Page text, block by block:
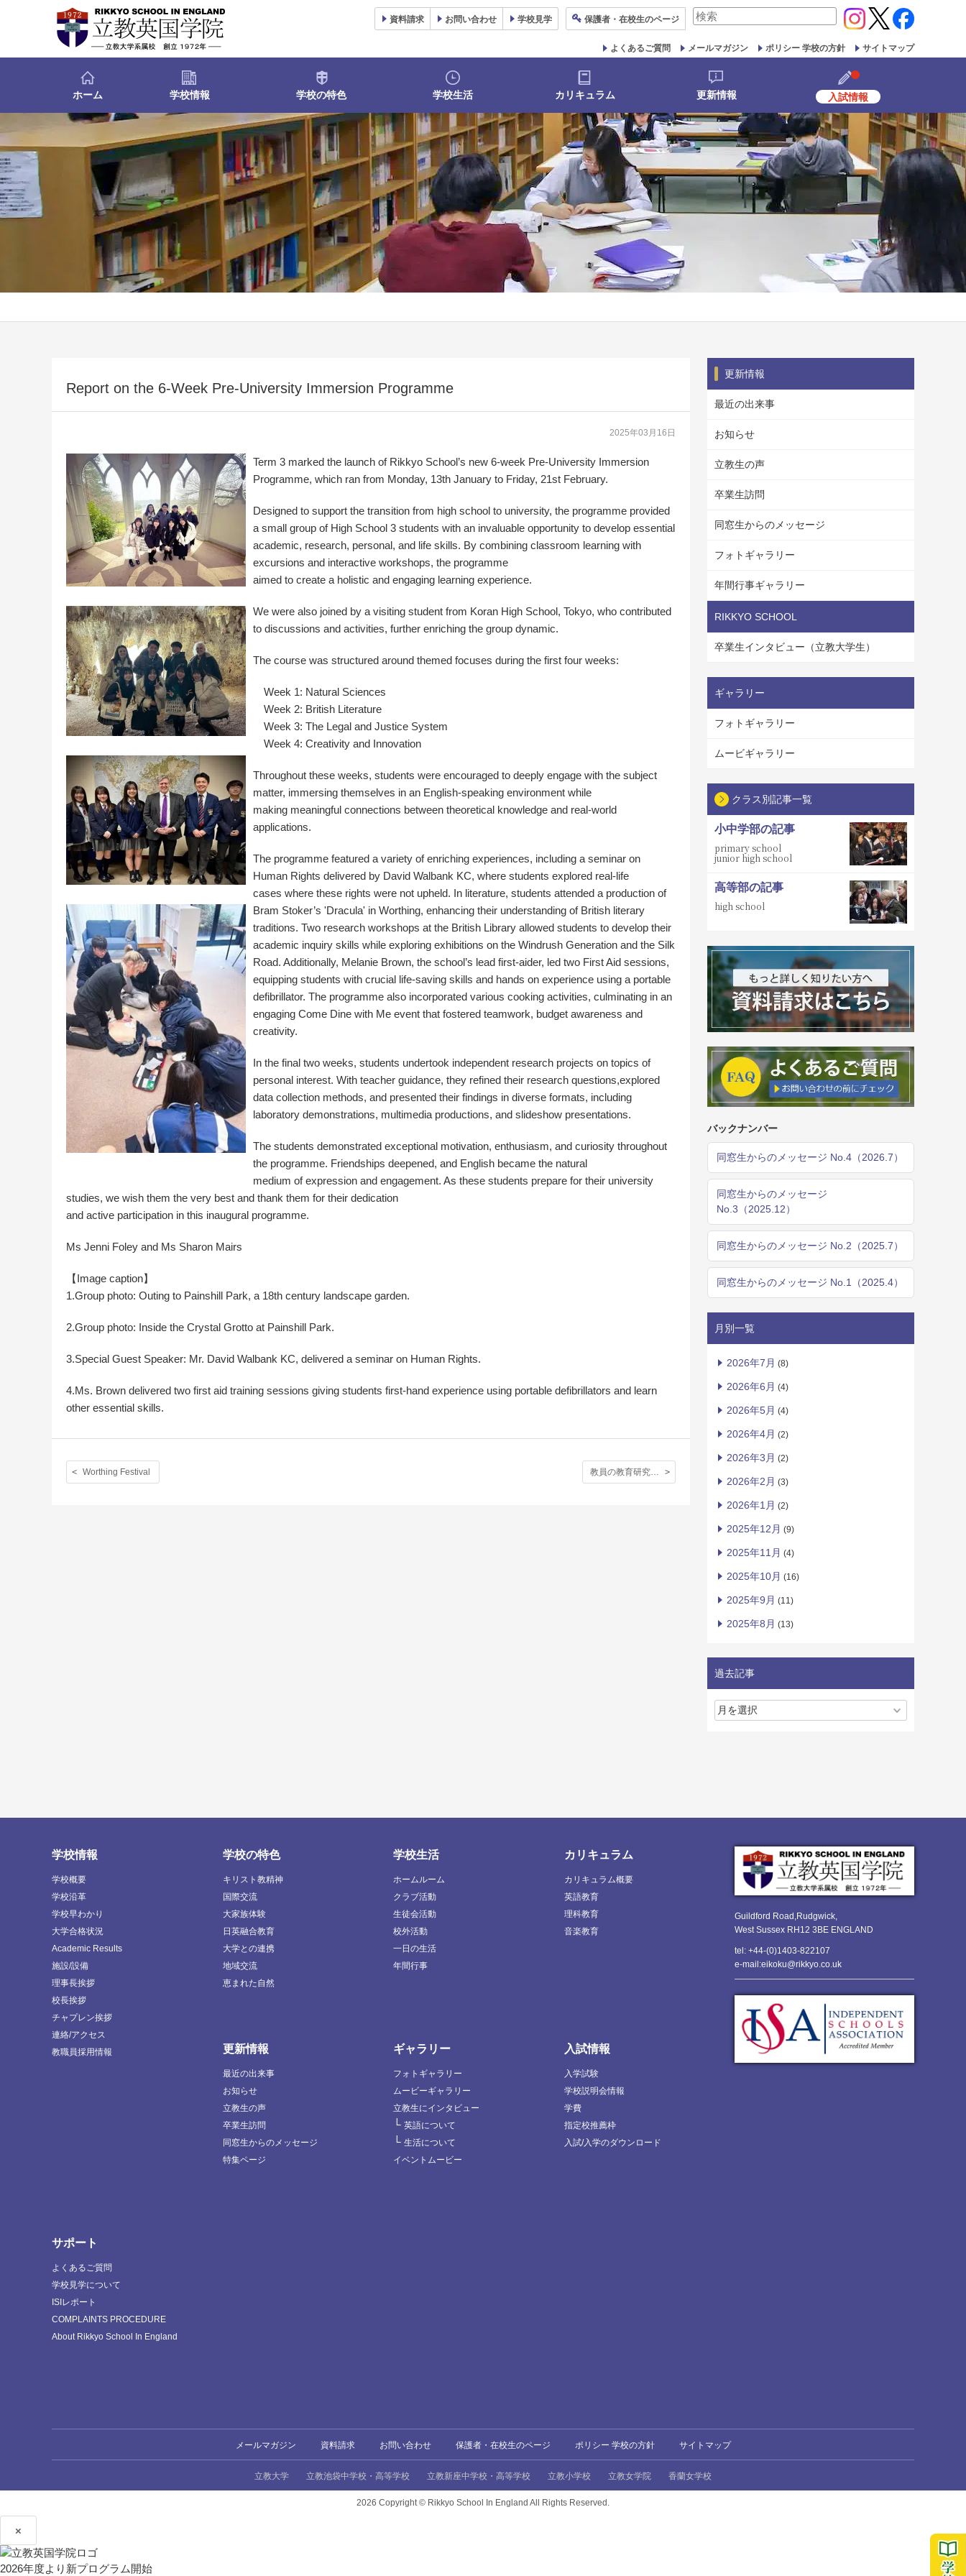
資料請求 お問い合わせ 学校見学 保護者 ・在校生のページ
検
対
象:
よくあるご質問 メールマガジン ポリシー 学校の方針 サイトマップ
ホーム 学校情報 学校の特色 学校生活 カリキュラム 更新情報 入試情報
Report on the 6-Week Pre-University Immersion Programme
2025年03月16日
Term 3 marked the launch of Rikkyo School’s new 6-week Pre-University Immersion
Programme, which ran from Monday, 13th January to Friday, 21st February.
Designed to support the transition from high school to university, the programme provided
a small group of High School 3 students with an invaluable opportunity to develop essential
academic, research, personal, and life skills. By combining classroom learning with
excursions and interactive workshops, the programme
aimed to create a holistic and engaging learning experience.
We were also joined by a visiting student from Koran High School, Tokyo, who contributed
to discussions and activities, further enriching the group dynamic.
The course was structured around themed focuses during the first four weeks:
Week 1: Natural Sciences
Week 2: British Literature
Week 3: The Legal and Justice System
Week 4: Creativity and Innovation
Throughout these weeks, students were encouraged to deeply engage with the subject
matter, immersing themselves in an English-speaking environment while
making meaningful connections between theoretical knowledge and real-world
applications.
The programme featured a variety of enriching experiences, including a seminar on
Human Rights delivered by David Walbank KC, where students explored real-life
cases where these rights were not upheld. In literature, students attended a production of
Bram Stoker’s 'Dracula' in Worthing, enhancing their understanding of British literary
traditions. Two research workshops at the British Library allowed students to develop their
academic inquiry skills while exploring exhibitions on the Windrush Generation and the Silk
Road. Additionally, Melanie Brown, the school’s lead first-aider, led two First Aid sessions,
equipping students with crucial life-saving skills and hands on experience using a portable
defibrillator. The programme also incorporated various cooking activities, culminating in an
engaging Come Dine with Me event that fostered teamwork, budget awareness and
creativity.
In the final two weeks, students undertook independent research projects on topics of
personal interest. With teacher guidance, they refined their research questions,explored
data collection methods, and presented their findings in diverse formats, including
laboratory demonstrations, multimedia productions, and slideshow presentations.
The students demonstrated exceptional motivation, enthusiasm, and curiosity throughout
the programme. Friendships deepened, and English became the natural
medium of expression and engagement. As these students prepare for their university
studies, we wish them the very best and thank them for their dedication
and active participation in this inaugural programme.
Ms Jenni Foley and Ms Sharon Mairs
【Image caption】
1.Group photo: Outing to Painshill Park, a 18th century landscape garden.
2.Group photo: Inside the Crystal Grotto at Painshill Park.
3.Special Guest Speaker: Mr. David Walbank KC, delivered a seminar on Human Rights.
4.Ms. Brown delivered two first aid training sessions giving students first-hand experience using portable defibrillators and learn
other essential skills.
Worthing Festival 教員の教育研究活動について
更新情報
最近の出来事
お知らせ
立教生の声
卒業生訪問
同窓生からのメッセージ
フォトギャラリー
年間行事ギャラリー
RIKKYO SCHOOL
卒業生インタビュー（立教大学生）
ギャラリー
フォトギャラリー
ムービギャラリー
クラス別記事一覧
小中学部の記事
primary school
junior high school
高等部の記事
high school
バックナンバー
同窓生からのメッセージ No.4（2026.7）
同窓生からのメッセージ
No.3（2025.12）
同窓生からのメッセージ No.2（2025.7）
同窓生からのメッセージ No.1（2025.4）
月別一覧
2026年7月 (8)
2026年6月 (4)
2026年5月 (4)
2026年4月 (2)
2026年3月 (2)
2026年2月 (3)
2026年1月 (2)
2025年12月 (9)
2025年11月 (4)
2025年10月 (16)
2025年9月 (11)
2025年8月 (13)
過去記事
Guildford Road,Rudgwick,
West Sussex RH12 3BE ENGLAND
tel: +44-(0)1403-822107
e-mail:eikoku@rikkyo.co.uk
学校情報
学校概要
学校沿革
学校早わかり
大学合格状況
Academic Results
施設/設備
理事長挨拶
校長挨拶
チャプレン挨拶
連絡/アクセス
教職員採用情報
学校の特色
キリスト教精神
国際交流
大家族体験
日英融合教育
大学との連携
地域交流
恵まれた自然
学校生活
ホームルーム
クラブ活動
生徒会活動
校外活動
一日の生活
年間行事
カリキュラム
カリキュラム概要
英語教育
理科教育
音楽教育
更新情報
最近の出来事
お知らせ
立教生の声
卒業生訪問
同窓生からのメッセージ
特集ページ
ギャラリー
フォトギャラリー
ムービーギャラリー
立教生にインタビュー
└ 英語について
└ 生活について
イベントムービー
入試情報
入学試験
学校説明会情報
学費
指定校推薦枠
入試/入学のダウンロード
サポート
よくあるご質問
学校見学について
ISIレポート
COMPLAINTS PROCEDURE
About Rikkyo School In England
メールマガジン 資料請求 お問い合わせ 保護者・在校生のページ ポリシー 学校の方針 サイトマップ
立教大学 立教池袋中学校・高等学校 立教新座中学校・高等学校 立教小学校 立教女学院 香蘭女学校
2026 Copyright © Rikkyo School In England All Rights Reserved.
×
2026年度より新プログラム開始